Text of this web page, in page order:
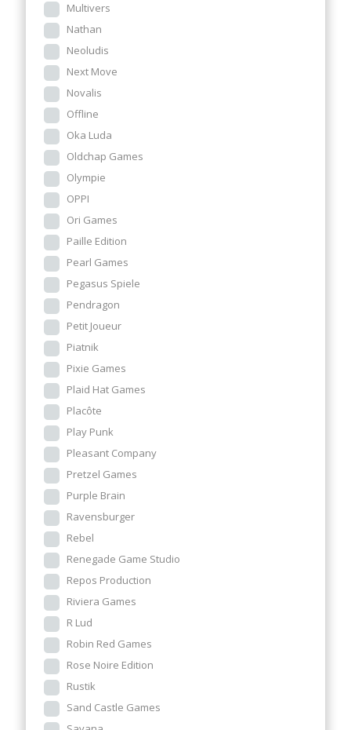
Multivers
Nathan
Neoludis
Next Move
Novalis
Offline
Oka Luda
Oldchap Games
Olympie
OPPI
Ori Games
Paille Edition
Pearl Games
Pegasus Spiele
Pendragon
Petit Joueur
Piatnik
Pixie Games
Plaid Hat Games
Placôte
Play Punk
Pleasant Company
Pretzel Games
Purple Brain
Ravensburger
Rebel
Renegade Game Studio
Repos Production
Riviera Games
R Lud
Robin Red Games
Rose Noire Edition
Rustik
Sand Castle Games